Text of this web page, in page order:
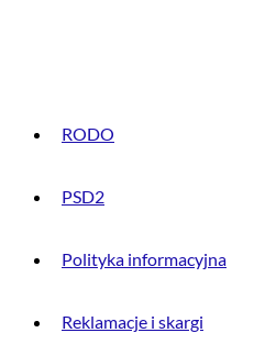
RODO
PSD2
Polityka informacyjna
Reklamacje i skargi